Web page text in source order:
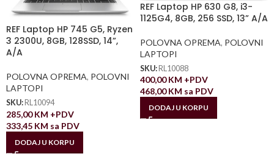
REF Laptop HP 745 G5, Ryzen
3 2300U, 8GB, 128SSD, 14”,
A/A
POLOVNA OPREMA, POLOVNI
LAPTOPI
SKU: RL10094
285,00KM +PDV
333,45 KM sa PDV
DODAJ U KORPU
REF Laptop HP 630 G8, i3-
1125G4, 8GB, 256 SSD, 13” A/A
POLOVNA OPREMA, POLOVNI
LAPTOPI
SKU: RL10088
400,00KM +PDV
468,00KM sa PDV
DODAJ U KORPU